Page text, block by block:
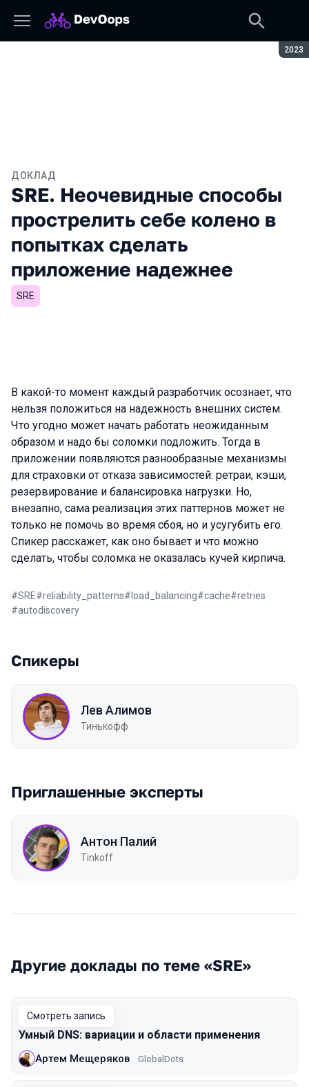
2023
ДОКЛАД
SRE. Неочевидные способы
прострелить себе колено в
попытках сделать
приложение надежнее
SRE
В какой-то момент каждый разработчик осознает, что
нельзя положиться на надежность внешних систем.
Что угодно может начать работать неожиданным
образом и надо бы соломки подложить. Тогда в
приложении появляются разнообразные механизмы
для страховки от отказа зависимостей: ретраи, кэши,
резервирование и балансировка нагрузки. Но,
внезапно, сама реализация этих паттернов может не
только не помочь во время сбоя, но и усугубить его.
Спикер расскажет, как оно бывает и что можно
сделать, чтобы соломка не оказалась кучей кирпича.
#SRE#reliability_patterns# load_balancing#cache#retries
#autodiscovery
Спикеры
Лев Алимов
Тинькофф
Приглашенные эксперты
Антон Палий
Tinkoff
Другие доклады по теме «SRE»
Смотреть запись
Умный DNS: вариации и области применения
Артем Мещеряков GlobalDots